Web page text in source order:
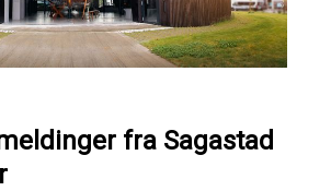
fra Sagastad